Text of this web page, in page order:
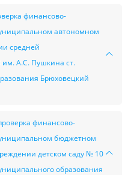
финансово-
автономном
средней
А.С. Пушкина ст.
Брюховецкий
финансово-
бюджетном
детском саду № 10
образования